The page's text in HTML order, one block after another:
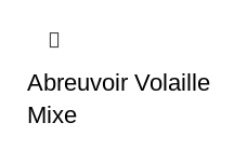
Abreuvoir Volaille
Mixe